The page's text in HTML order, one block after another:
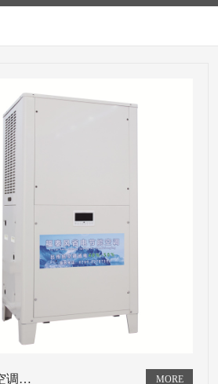
调…